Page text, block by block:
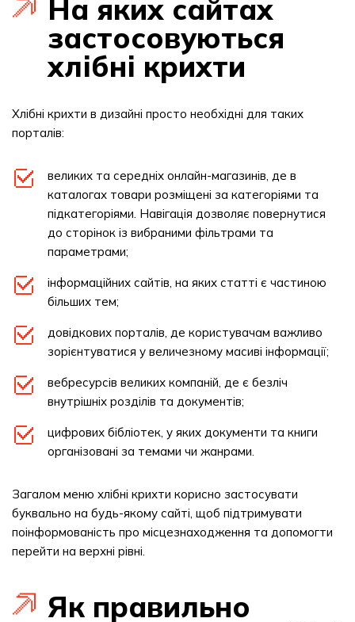
На яких сайтах
застосовуються
хлібні крихти
Хлібні крихти в дизайні просто необхідні для таких
порталів:
великих та середніх онлайн-магазинів, де в
каталогах товари розміщені за категоріями та
підкатегоріями. Навігація дозволяє повернутися
до сторінок із вибраними фільтрами та
параметрами;
інформаційних сайтів, на яких статті є частиною
більших тем;
довідкових порталів, де користувачам важливо
зорієнтуватися у величезному масиві інформації;
вебресурсів великих компаній, де є безліч
внутрішніх розділів та документів;
цифрових бібліотек, у яких документи та книги
організовані за темами чи жанрами.
Загалом меню хлібні крихти корисно застосувати
буквально на будь-якому сайті, щоб підтримувати
поінформованість про місцезнаходження та допомогти
перейти на верхні рівні.
Як правильно